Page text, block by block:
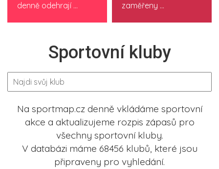
denně odehrají ...
zaměřeny ...
Sportovní kluby
Na sportmap.cz denně vkládáme sportovní
akce a aktualizujeme rozpis zápasů pro
všechny sportovní kluby.
V databázi máme 68456 klubů, které jsou
připraveny pro vyhledání.